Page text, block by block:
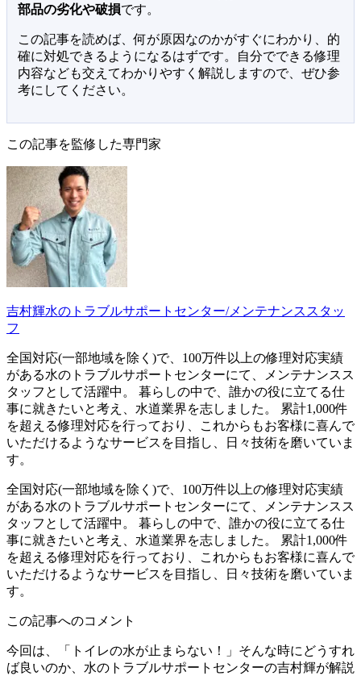
部品の劣化や破損です。
この記事を読めば、何が原因なのかがすぐにわかり、的
確に対処できるようになるはずです。自分でできる修理
内容なども交えてわかりやすく解説しますので、ぜひ参
考にしてください。
この記事を監修した専門家
吉村輝水のトラブルサポートセンター/メンテナンススタッ
フ
全国対応(一部地域を除く)で、100万件以上の修理対応実績
がある水のトラブルサポートセンターにて、メンテナンスス
タッフとして活躍中。 暮らしの中で、誰かの役に立てる仕
事に就きたいと考え、水道業界を志しました。 累計1,000件
を超える修理対応を行っており、これからもお客様に喜んで
いただけるようなサービスを目指し、日々技術を磨いていま
す。
全国対応(一部地域を除く)で、100万件以上の修理対応実績
がある水のトラブルサポートセンターにて、メンテナンスス
タッフとして活躍中。 暮らしの中で、誰かの役に立てる仕
事に就きたいと考え、水道業界を志しました。 累計1,000件
を超える修理対応を行っており、これからもお客様に喜んで
いただけるようなサービスを目指し、日々技術を磨いていま
す。
この記事へのコメント
今回は、「トイレの水が止まらない！」そんな時にどうすれ
ば良いのか、水のトラブルサポートセンターの吉村輝が解説